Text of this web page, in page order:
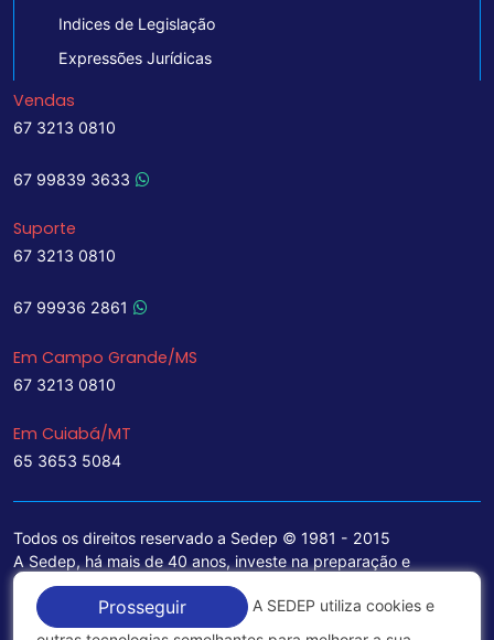
Indices de Legislação
Expressões Jurídicas
Vendas
67 3213 0810
67 99839 3633
Suporte
67 3213 0810
67 99936 2861
Em Campo Grande/MS
67 3213 0810
Em Cuiabá/MT
65 3653 5084
Todos os direitos reservado a Sedep © 1981 - 2015
A Sedep, há mais de 40 anos, investe na preparação e
treinamento de funcionários e na aquisição de tecnologia de
ponta para a ampliação de seu portfólio de serviços voltados
para a área jurídica, que contemplam informações seguras e
Prosseguir
A SEDEP utiliza cookies e